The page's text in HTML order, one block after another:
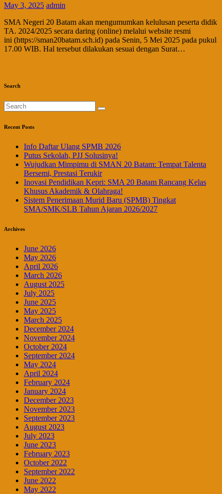
May 3, 2025 admin
SMA Negeri 20 Batam akan mengumumkan kelulusan peserta didik
TA. 2024/2025 secara daring (online) melalui website resmi
ini (https://sman20batam.sch.id) pada Senin, 5 Mei 2025 pada pukul
17.00 WIB. Hal tersebut dilakukan sesuai dengan Surat…
Search
Recent Posts
Info Daftar Ulang SPMB 2026
Putus Sekolah, PJJ Solusinya!
Wujudkan Mimpimu di SMAN 20 Batam: Tempat Talenta
Bersemi, Prestasi Terukir
Inovasi Pendidikan Kepri: SMA 20 Batam Rancang Kelas
Khusus Akademik & Olahraga!
Sistem Penerimaan Murid Baru (SPMB) Tingkat
SMA/SMK/SLB Tahun Ajaran 2026/2027
Archives
June 2026
May 2026
April 2026
March 2026
August 2025
July 2025
June 2025
May 2025
March 2025
December 2024
November 2024
October 2024
September 2024
May 2024
April 2024
February 2024
January 2024
December 2023
November 2023
September 2023
August 2023
July 2023
June 2023
February 2023
October 2022
September 2022
June 2022
May 2022